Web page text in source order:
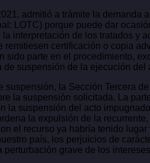
admitió a trámite la demanda
LOTC) porque puede dar
interpretación de los tratados y
certificación o copia
parte en el procedimiento,
suspensión de la ejecución del
la Sección Tercera
la suspensión solicitada. La
la suspensión del acto
la expulsión de la
el recurso ya habría tenido
país, los perjuicios de
grave de los